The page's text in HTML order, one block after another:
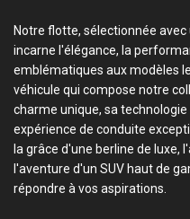
Notre flotte, sélectionnée
incarne l'élégance, la
emblématiques aux modèles
véhicule qui compose notre
charme unique, sa
expérience de conduite
la grâce d'une berline de luxe,
l'aventure d'un SUV haut de
répondre à vos aspirations.